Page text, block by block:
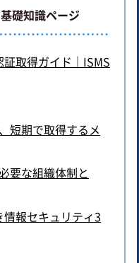
礎知識ページ
取得ガイド｜ISMS
短期で取得するメ
要な組織体制と
報セキュリティ3